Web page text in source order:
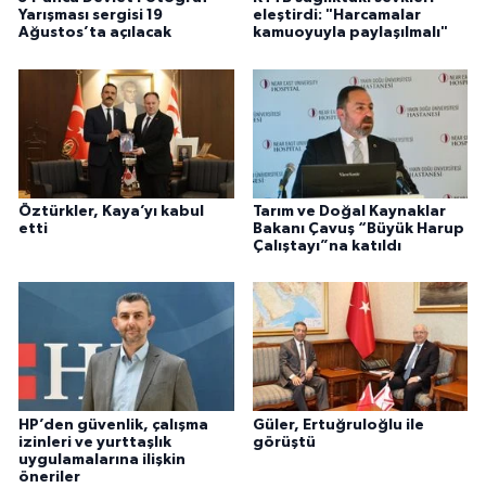
Yarışması sergisi 19
Ağustos’ta açılacak
eleştirdi: "Harcamalar
kamuoyuyla paylaşılmalı"
Öztürkler, Kaya’yı kabul
etti
Tarım ve Doğal Kaynaklar
Bakanı Çavuş “Büyük Harup
Çalıştayı”na katıldı
HP’den güvenlik, çalışma
izinleri ve yurttaşlık
uygulamalarına ilişkin
öneriler
Güler, Ertuğruloğlu ile
görüştü